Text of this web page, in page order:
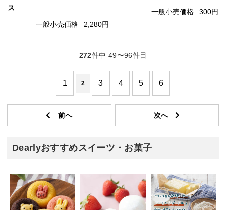
ス
一般小売価格 2,280円
一般小売価格 300円
272件中 49〜96件目
1 2 3 4 5 6
Dearlyおすすめスイーツ・お菓子